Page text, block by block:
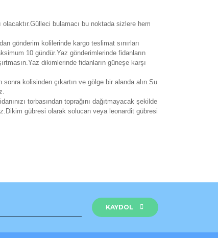
bulamacı bu noktada sizlere hem
gönderim kolilerinde kargo teslimat sınırları
10 gündür.Yaz gönderimlerinde fidanların
dikimlerinde fidanların güneşe karşı
sonra kolisinden çıkartın ve gölge bir alanda alın.Su
torbasından toprağını dağıtmayacak şekilde
gübresi olarak solucan veya leonardit gübresi
KAYDOL